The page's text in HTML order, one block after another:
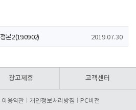
(19.09.02)
본2 (19.09.02) 2019.07.30
광고제휴 고객센터
이용약관 개인정보처리방침 PC버전